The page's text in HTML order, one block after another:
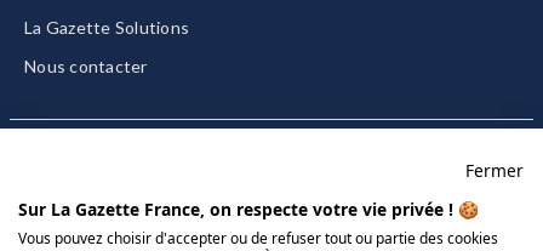
La Gazette Solutions
Nous contacter
CGU/CGV
Fermer
Sur La Gazette France, on respecte votre vie privée ! 🍪
Vous pouvez choisir d'accepter ou de refuser tout ou partie des cookies